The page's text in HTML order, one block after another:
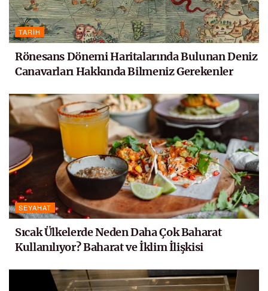
TARIH
Rönesans Dönemi Haritalarında Bulunan Deniz
Canavarları Hakkında Bilmeniz Gerekenler
SEYAHAT
Sıcak Ülkelerde Neden Daha Çok Baharat
Kullanılıyor? Baharat ve İklim İlişkisi